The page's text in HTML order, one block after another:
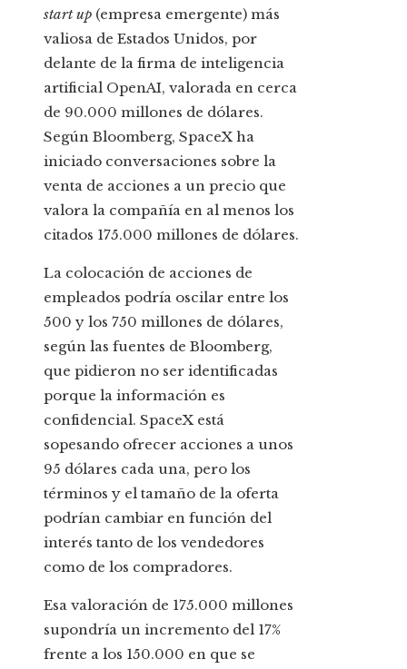
start up (empresa emergente) más
valiosa de Estados Unidos, por
delante de la firma de inteligencia
artificial OpenAI, valorada en cerca
de 90.000 millones de dólares.
Según Bloomberg, SpaceX ha
iniciado conversaciones sobre la
venta de acciones a un precio que
valora la compañía en al menos los
citados 175.000 millones de dólares.
La colocación de acciones de
empleados podría oscilar entre los
500 y los 750 millones de dólares,
según las fuentes de Bloomberg,
que pidieron no ser identificadas
porque la información es
confidencial. SpaceX está
sopesando ofrecer acciones a unos
95 dólares cada una, pero los
términos y el tamaño de la oferta
podrían cambiar en función del
interés tanto de los vendedores
como de los compradores.
Esa valoración de 175.000 millones
supondría un incremento del 17%
frente a los 150.000 en que se